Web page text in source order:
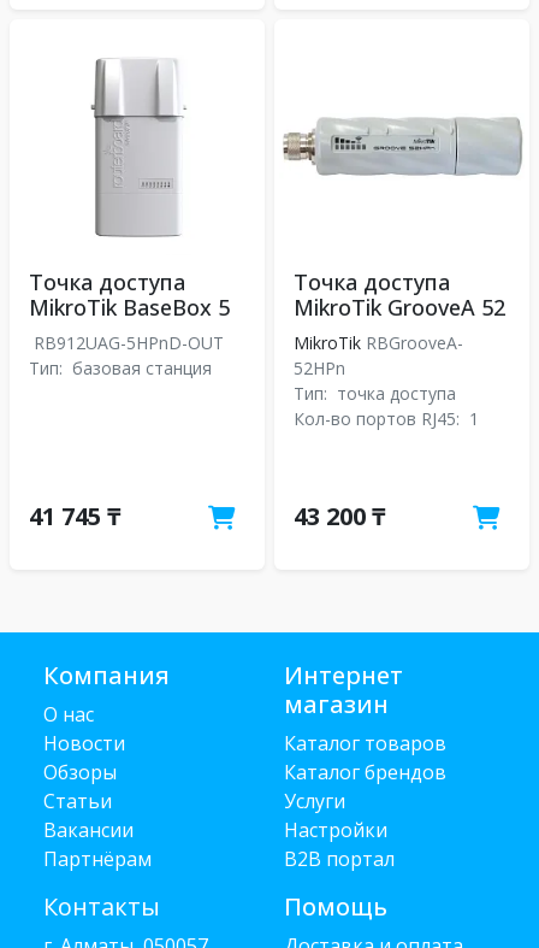
Точка доступа
MikroTik BaseBox 5
RB912UAG-5HPnD-OUT
Тип: базовая станция
41 745 ₸
Точка доступа
MikroTik GrooveA 52
MikroTik RBGrooveA-
52HPn
Тип: точка доступа
Кол-во портов RJ45: 1
43 200 ₸
Компания
О нас
Новости
Обзоры
Статьи
Вакансии
Партнёрам
Контакты
Интернет
магазин
Каталог товаров
Каталог брендов
Услуги
Настройки
B2B портал
Помощь